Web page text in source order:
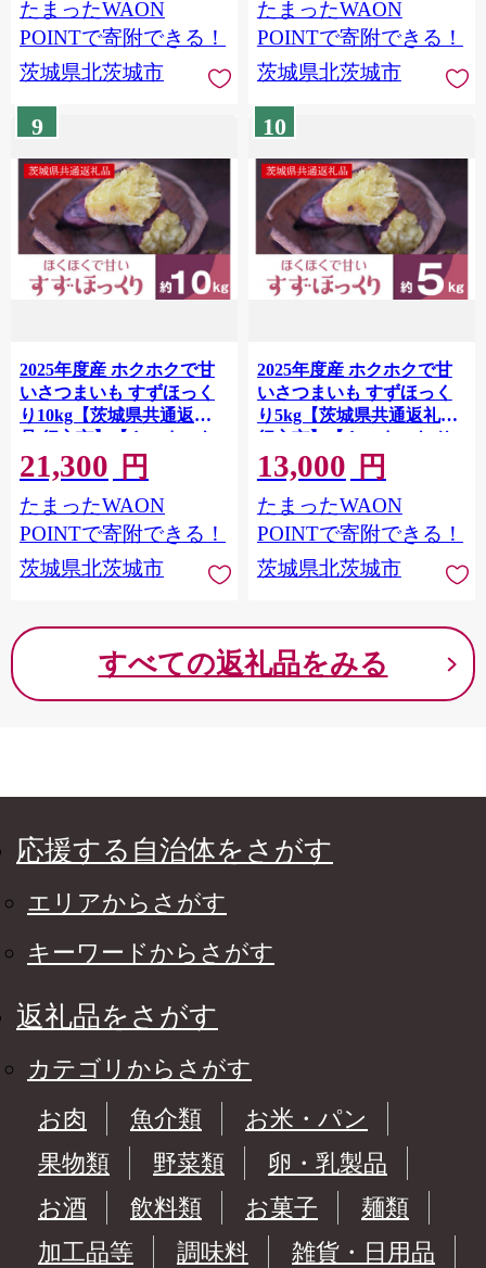
たまったWAON
POINTで寄附できる！
茨城県北茨城市
たまったWAON
POINTで寄附できる！
茨城県北茨城市
9
2025年度産 ホクホクで甘
いさつまいも すずほっく
り10kg【茨城県共通返礼
品/行方市】【さつまいも
サツマイモ 芋 お芋 甘い ホ
クホク 美味しい 大量 茨城
県 北茨城市】(AK206)
21,300 円
たまったWAON
POINTで寄附できる！
茨城県北茨城市
10
2025年度産 ホクホクで甘
いさつまいも すずほっく
り5kg【茨城県共通返礼品/
行方市】【さつまいも サ
ツマイモ 芋 お芋 甘い ホク
ホク 美味しい 大量 茨城県
北茨城市】(AK205)
13,000 円
たまったWAON
POINTで寄附できる！
茨城県北茨城市
すべての返礼品をみる
応援する自治体をさがす
エリアからさがす
キーワードからさがす
返礼品をさがす
カテゴリからさがす
お肉
魚介類
お米・パン
果物類
野菜類
卵・乳製品
お酒
飲料類 お菓子
麺類
加工品等
調味料
雑貨・日用品